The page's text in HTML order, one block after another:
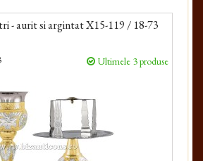
- aurit si argintat X15-119 / 18-73
Ultimele 3 produse